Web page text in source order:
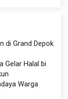
di Grand Depok
Gelar Halal bi
Warga